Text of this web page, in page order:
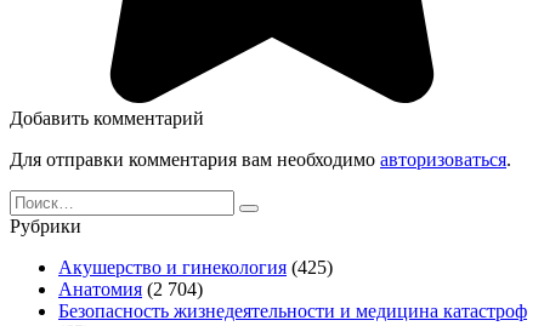
Добавить комментарий
Для отправки комментария вам необходимо авторизоваться.
Search
for:
Рубрики
Акушерство и гинекология (425)
Анатомия (2 704)
Безопасность жизнедеятельности и медицина катастроф